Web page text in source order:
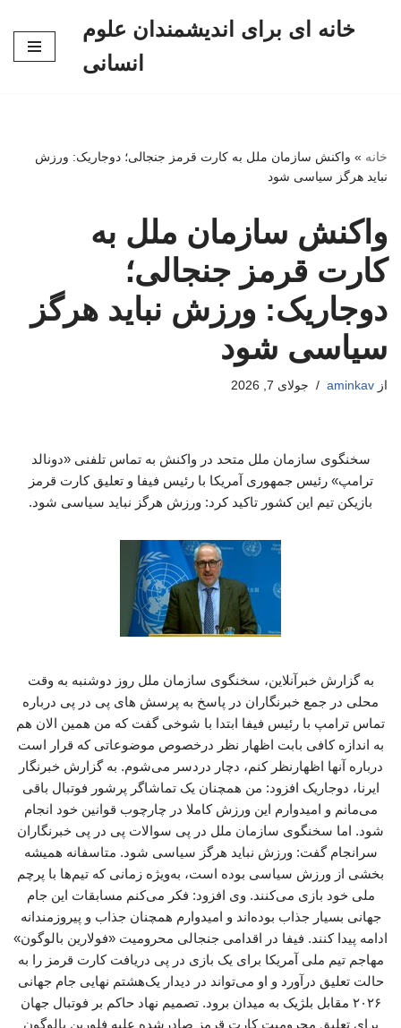
خانه ای برای اندیشمندان علوم
انسانی
خانه » واکنش سازمان ملل به کارت قرمز جنجالی؛ دوجاریک: ورزش
نباید هرگز سیاسی شود
واکنش سازمان ملل به
کارت قرمز جنجالی؛
دوجاریک: ورزش نباید هرگز
سیاسی شود
از aminkav جولای 7, 2026
سخنگوی سازمان ملل متحد در واکنش به تماس تلفنی «دونالد
ترامپ» رئیس جمهوری آمریکا با رئیس فیفا و تعلیق کارت قرمز
بازیکن تیم این کشور تاکید کرد: ورزش هرگز نباید سیاسی شود.
به گزارش خبرآنلاین، سخنگوی سازمان ملل روز دوشنبه به وقت
محلی در جمع خبرنگاران در پاسخ به پرسش های پی در پی درباره
تماس ترامپ با رئیس فیفا ابتدا با شوخی گفت که من همین الان هم
به اندازه کافی بابت اظهار نظر درخصوص موضوعاتی که قرار است
درباره‌ آنها اظهارنظر کنم، دچار دردسر می‌شوم. به گزارش خبرنگار
ایرنا، دوجاریک افزود: من همچنان یک تماشاگر پرشور فوتبال باقی
می‌مانم و امیدوارم این ورزش کاملا در چارچوب قوانین خود انجام
شود. اما سخنگوی سازمان ملل در پی سوالات پی در پی خبرنگاران
سرانجام گفت: ورزش نباید هرگز سیاسی شود. متاسفانه همیشه
بخشی از ورزش سیاسی بوده است، به‌ویژه زمانی که تیم‌ها با پرچم
ملی خود بازی می‌کنند. وی افزود: فکر می‌کنم مسابقات این جام
جهانی بسیار جذاب بوده‌اند و امیدوارم همچنان جذاب و پیروزمندانه
ادامه پیدا کنند. فیفا در اقدامی جنجالی محرومیت «فولارین بالوگون»
مهاجم تیم ملی آمریکا برای یک بازی در پی دریافت کارت قرمز را به
حالت تعلیق درآورد و او می‌تواند در دیدار یک‌هشتم نهایی جام جهانی
۲۰۲۶ مقابل بلژیک به میدان برود. تصمیم نهاد حاکم بر فوتبال جهان
برای تعلیق محرومیت کارت قرمز صادرشده علیه فلورین بالوگون